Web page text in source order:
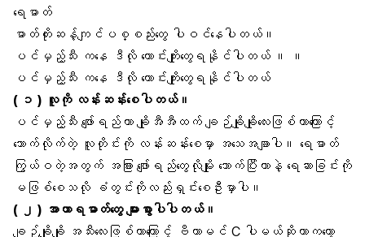
ရေဓာတ်
ဓာတ်တိုးဆန့်ကျင်ပစ္စည်းတွေ ပါဝင်နေပါတယ်။
ပင်မှည့်သီး ကနေ ဒီလို ကောင်းကျိုးတွေရနိုင်ပါတယ် ။ ။
ပင်မှည့်သီး ကနေ ဒီလို ကောင်းကျိုးတွေရနိုင်ပါတယ်
( ၁ ) လူကို လန်းဆန်းစေပါတယ်။
ပင်မှည့်သီး ဖျော်ရည်ဟာ ချိုအီအီထက် ချဉ်ချိုချိုလေးဖြစ်တာကြောင့်
သောက်လိုက်တဲ့ လူတိုင်းကို လန်းဆန်းစေမှာ အသေအချာပါ။ ရေဓာတ်
ကြွယ်ဝတဲ့အတွက် အခြား ဖျော်ရည်တွေလိုမျိုး သောက်ပြီးတာနဲ့ ရေဆာခြင်းကို
မဖြစ်စေသလို ခံတွင်းကိုလည်းရှင်းစေဦးမှာပါ။
( ၂ ) အာဟာရဓာတ်တွေ များစွာပါပါတယ်။
ချဉ်ချိုချို အသီးလေးဖြစ်တာကြောင့်
ဗီတာမင် Cပါမယ်ဆိုတာကတော့